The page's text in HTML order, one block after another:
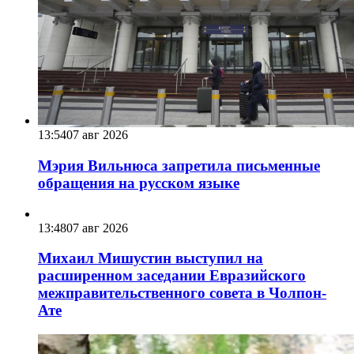
13:5407 авг 2026
Мэрия Вильнюса запретила письменные
обращения на русском языке
13:4807 авг 2026
Михаил Мишустин выступил на
расширенном заседании Евразийского
межправительственного совета в Чолпон-
Ате